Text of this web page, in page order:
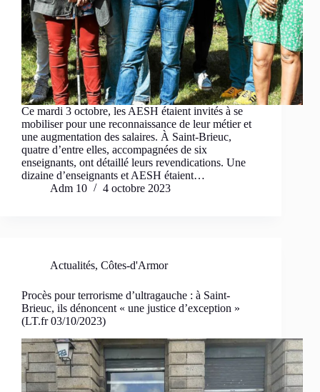
Ce mardi 3 octobre, les AESH étaient invités à se
mobiliser pour une reconnaissance de leur métier et
une augmentation des salaires. À Saint-Brieuc,
quatre d’entre elles, accompagnées de six
enseignants, ont détaillé leurs revendications. Une
dizaine d’enseignants et AESH étaient…
Adm 10
4 octobre 2023
Actualités, Côtes-d'Armor
Procès pour terrorisme d’ultragauche : à Saint-
Brieuc, ils dénoncent « une justice d’exception »
(LT.fr 03/10/2023)